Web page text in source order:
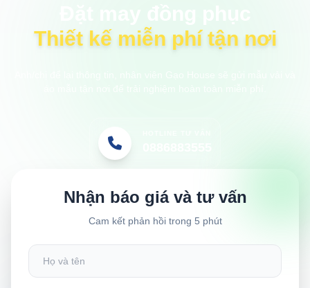
Thiết kế miễn phí tận nơi
Nhận báo giá và tư vấn
Cam kết phản hồi trong 5 phút